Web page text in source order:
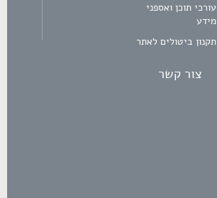
עורכי תוכן ואספני
מידע
תקנון ביטולים לאתר
צור קשר